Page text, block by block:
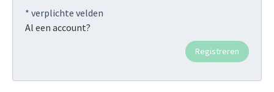
* verplichte velden
Al een account?